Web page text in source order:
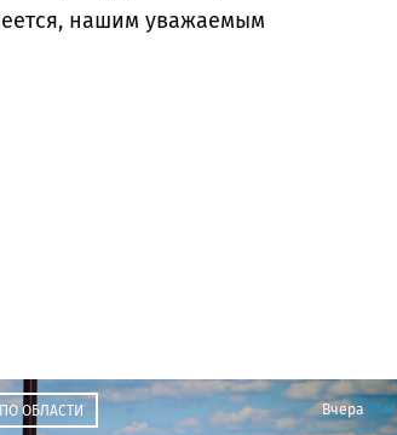
нашим уважаемым
ОБЛАСТИ Вчера 17:41